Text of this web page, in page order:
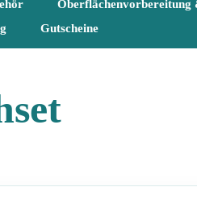
Oberflächenvorbereitung
Gutscheine